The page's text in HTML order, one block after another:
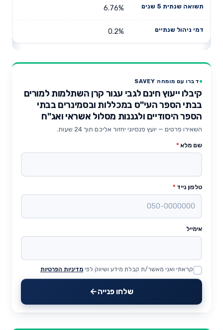
6.76%
0.2%
דברו עם מומחה SAVEY
קיבלו ייעוץ חינם לגבי עגור קרן השתלמות למורים
בבתי הספר העי"ס במכללות ובסמינרים בבתי
הספר היסודיים ולגננות מסלול אשראי ואג"ח
השאירו פרטים — יועץ פנסיוני יחזור אליכם תוך 24 שעות.
שם מלא *
טלפון נייד *
אימייל
Website
קראתי ואני מאשר/ת קבלת מידע ושיווק לפי מדיניות הפרטיות
שלחו פנייה